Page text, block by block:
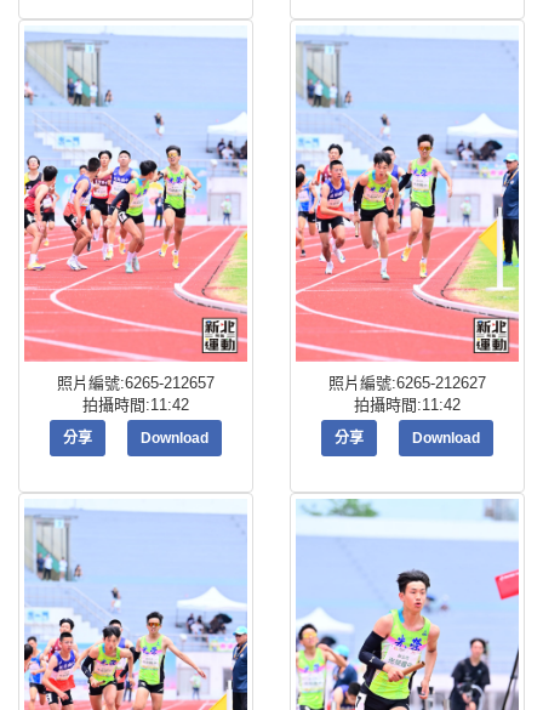
照片編號:6265-212657
拍攝時間:11:42
分享 Download
照片編號:6265-212627
拍攝時間:11:42
分享 Download